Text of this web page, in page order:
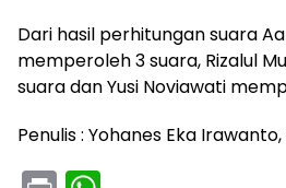
Dari hasil perhitungan suara
memperoleh 3 suara, Rizalul
suara dan Yusi Noviawati
Penulis : Yohanes Eka Irawanto,